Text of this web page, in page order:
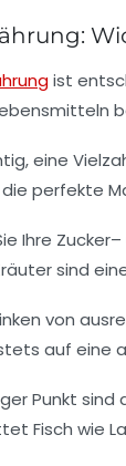
ist
eine
perfekte
Ihre Zucker–
sind
von
auf eine
Punkt sind
Fisch wie